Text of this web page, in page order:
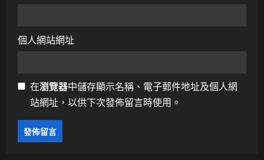
個人網站網址
在瀏覽器中儲存顯示名稱、電子郵件地址及個人網
站網址，以供下次發佈留言時使用。